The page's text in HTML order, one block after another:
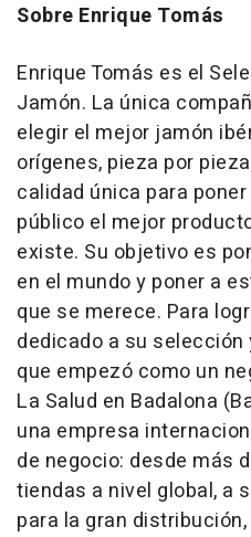
Sobre Enrique Tomás
Enrique Tomás es el
Jamón. La única
elegir el mejor jamón
orígenes, pieza por
calidad única para
público el mejor
existe. Su objetivo es
en el mundo y poner a
que se merece. Para
dedicado a su
que empezó como un
La Salud en Badalona
una empresa
de negocio: desde más
tiendas a nivel global, a
para la gran